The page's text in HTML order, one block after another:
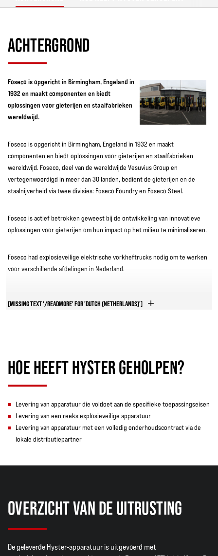
ACHTERGROND
Foseco is opgericht in Birmingham, Engeland in
1932 en maakt componenten en biedt
oplossingen voor gieterijen en staalfabrieken
wereldwijd.
Foseco is opgericht in Birmingham, Engeland in 1932 en maakt
componenten en biedt oplossingen voor gieterijen en staalfabrieken
wereldwijd. Foseco, deel van de wereldwijde Vesuvius Group en
vertegenwoordigd in meer dan 30 landen, bedient de gieterijen en de
staalnijverheid via twee divisies: Foseco Foundry en Foseco Steel.
Foseco is actief betrokken geweest bij de ontwikkeling van innovatieve
oplossingen voor gieterijen om hun impact op het milieu te minimaliseren.
Foseco had explosieveilige elektrische vorkheftrucks nodig om te werken
voor verschillende afdelingen in Nederland.
[MISSING TEXT '/READMORE' FOR 'DUTCH (NETHERLANDS)']
HOE HEEFT HYSTER GEHOLPEN?
Levering van apparatuur die voldoet aan de specifieke toepassingseisen
Levering van een reeks explosieveilige apparatuur
Levering van apparatuur met een volledig onderhoudscontract via de
lokale distributiepartner
OVERZICHT VAN DE UITRUSTING
De geleverde Hyster-apparatuur is uitgevoerd met